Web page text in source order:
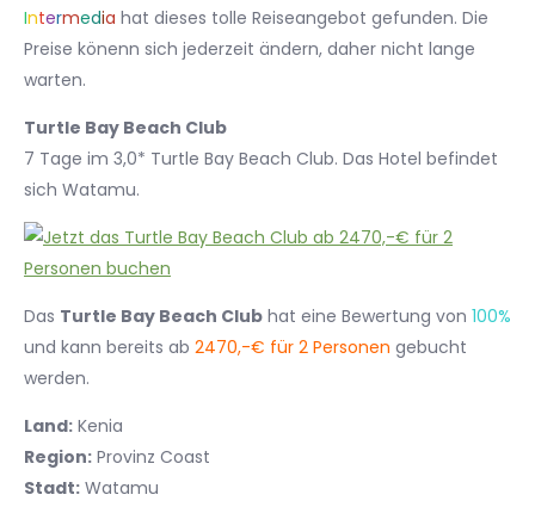
Intermedia hat dieses tolle Reiseangebot gefunden. Die
Preise könenn sich jederzeit ändern, daher nicht lange
warten.
Turtle Bay Beach Club
7 Tage im 3,0* Turtle Bay Beach Club. Das Hotel befindet
sich Watamu.
Das Turtle Bay Beach Club hat eine Bewertung von 100%
und kann bereits ab 2470,-€ für 2 Personen gebucht
werden.
Land: Kenia
Region: Provinz Coast
Stadt: Watamu